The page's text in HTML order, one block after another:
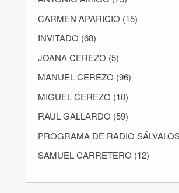
CARMEN APARICIO (15)
INVITADO (68)
JOANA CEREZO (5)
MANUEL CEREZO (96)
MIGUEL CEREZO (10)
RAUL GALLARDO (59)
PROGRAMA DE RADIO
SAMUEL CARRETERO (12)